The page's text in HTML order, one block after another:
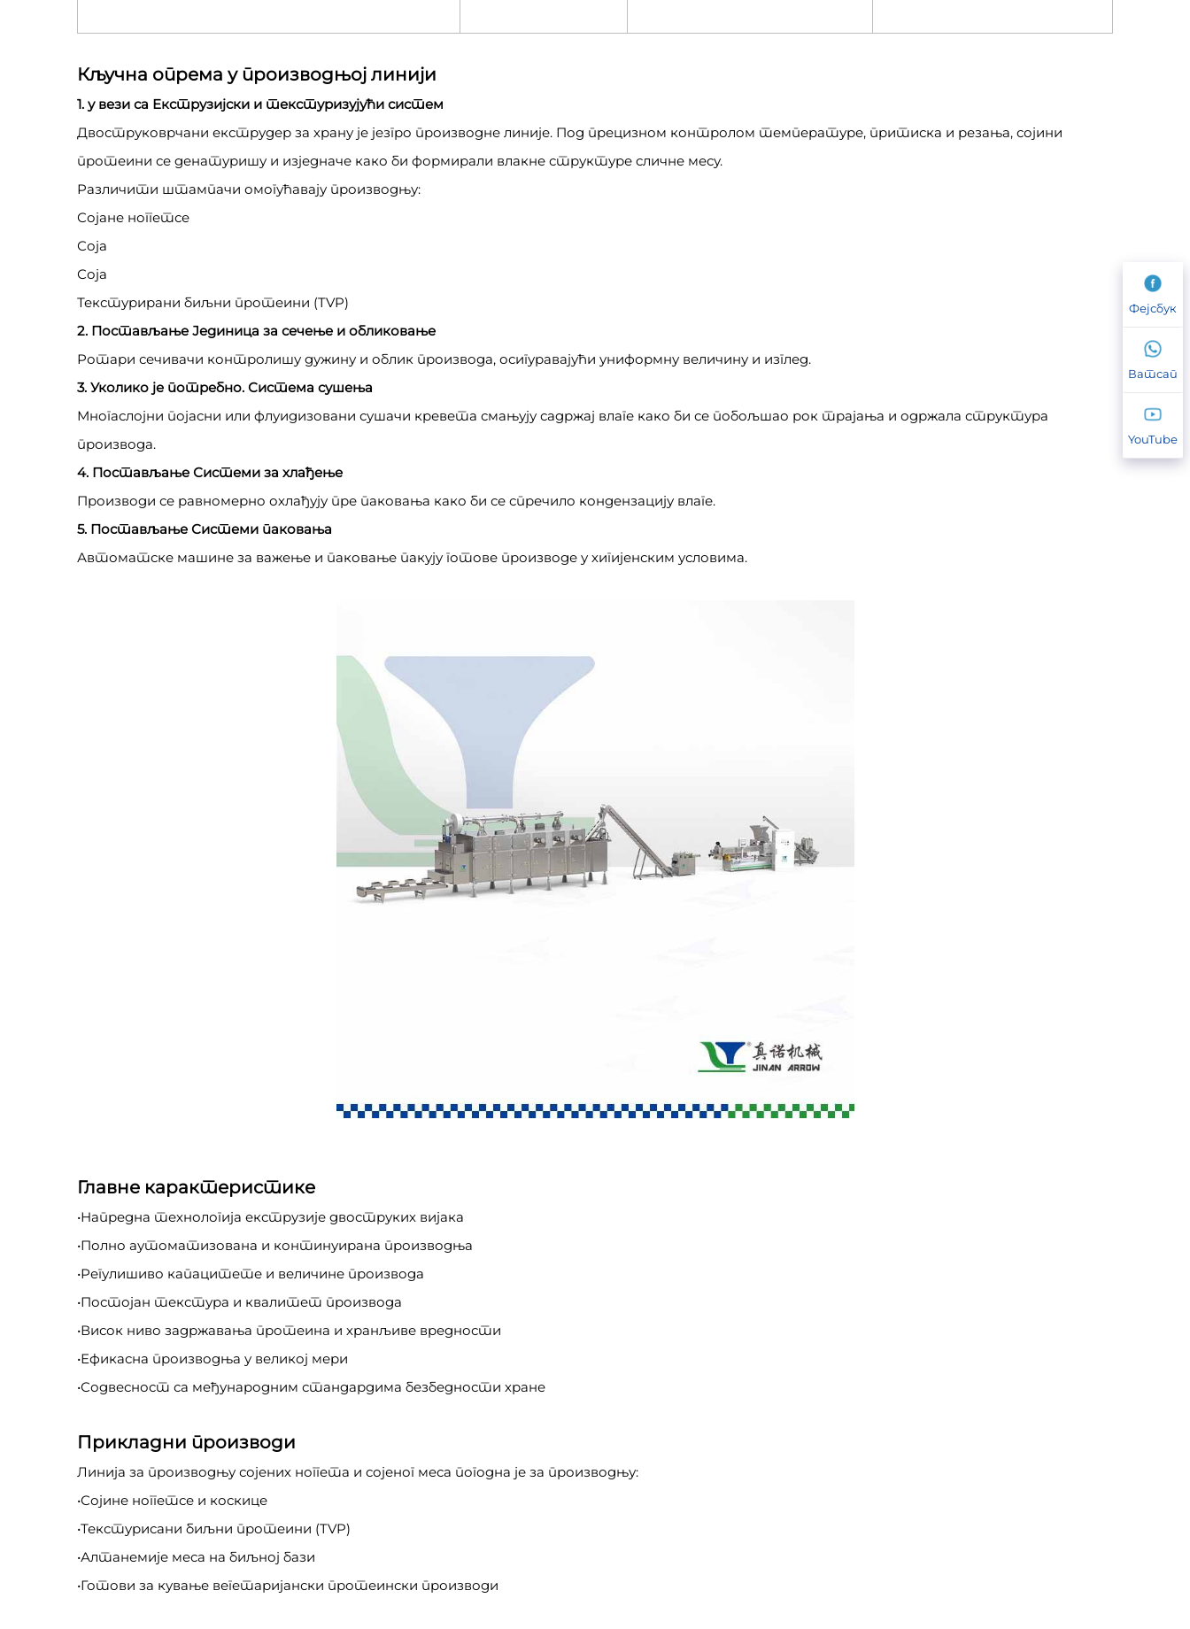
Кључна опрема у производњој линији
1. у вези са Екструзијски и текстуризујући систем
Двоструковрчани екструдер за храну је језгро производне линије. Под прецизном контролом температуре, притиска и резања, сојини
протеини се денатуришу и изједначе како би формирали влакне структуре сличне месу.
Различити штампачи омогућавају производњу:
Сојане ноггетсе
Соја
Соја
Текстурирани биљни протеини (TVP)
2. Постављање Јединица за сечење и обликовање
Ротари сечивачи контролишу дужину и облик производа, осигуравајући униформну величину и изглед.
3. Уколико је потребно. Система сушења
Многаслојни појасни или флуидизовани сушачи кревета смањују садржај влаге како би се побољшао рок трајања и одржала структура
производа.
4. Постављање Системи за хлађење
Производи се равномерно охлађују пре паковања како би се спречило кондензацију влаге.
5. Постављање Системи паковања
Автоматске машине за важење и паковање пакују готове производе у хигијенским условима.
Главне карактеристике
•Напредна технологија екструзије двоструких вијака
•Полно аутоматизована и континуирана производња
•Регулишиво капацитете и величине производа
•Постојан текстура и квалитет производа
•Висок ниво задржавања протеина и хранљиве вредности
•Ефикасна производња у великој мери
•Содвесност са међународним стандардима безбедности хране
Прикладни производи
Линија за производњу сојених ноггета и сојеног меса погодна је за производњу:
•Сојине ноггетсе и коскице
•Текстурисани биљни протеини (TVP)
•Алтанемије меса на биљној бази
•Готови за кување вегетаријански протеински производи
Фејсбук
Ватсап
YouTube